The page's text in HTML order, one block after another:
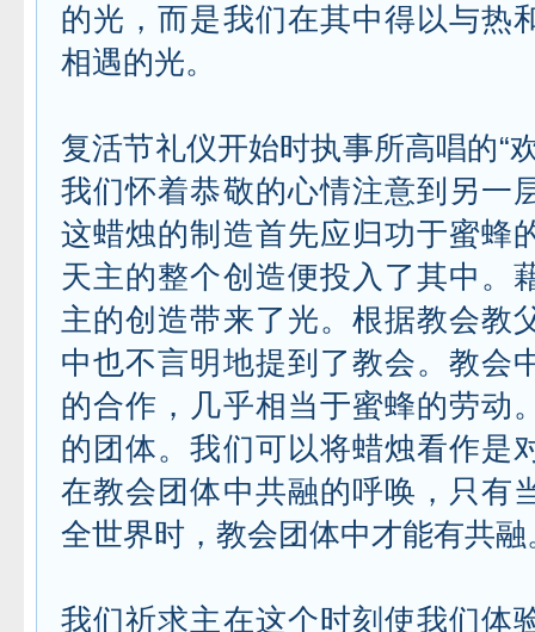
的光，而是我们在其中得以与热
相遇的光。
复活节礼仪开始时执事所高唱的“
我们怀着恭敬的心情注意到另一
这蜡烛的制造首先应归功于蜜蜂
天主的整个创造便投入了其中。
主的创造带来了光。根据教会教
中也不言明地提到了教会。教会
的合作，几乎相当于蜜蜂的劳动
的团体。我们可以将蜡烛看作是
在教会团体中共融的呼唤，只有
全世界时，教会团体中才能有共融
我们祈求主在这个时刻使我们体